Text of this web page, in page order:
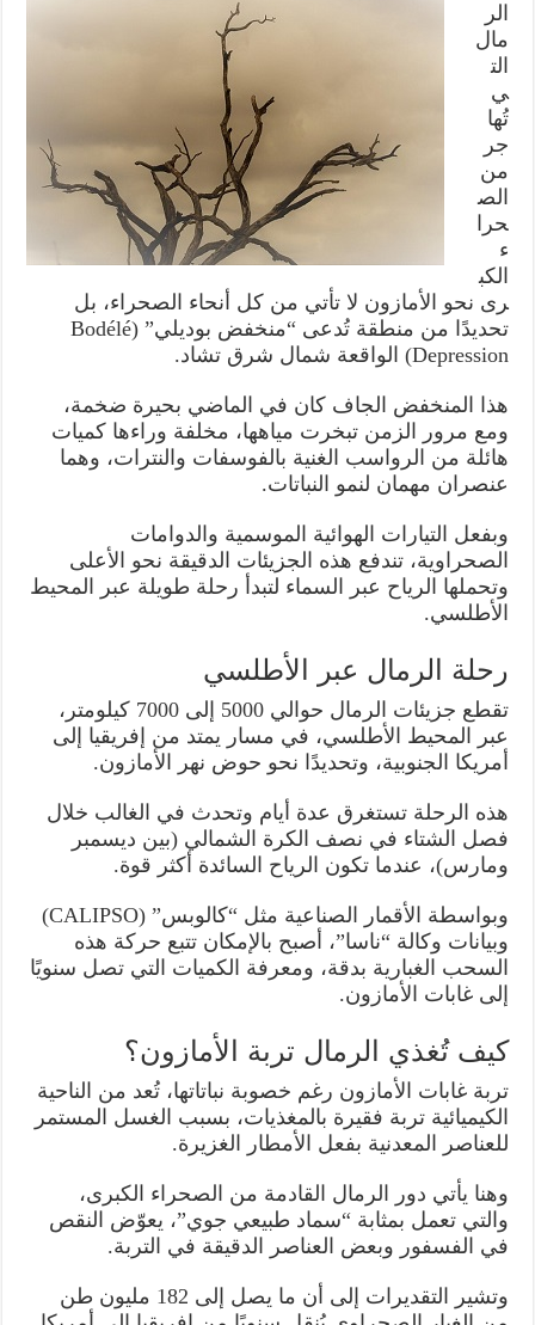
الر
مال
الت
ي
تُها
جر
من
الص
حرا
ء
الكب
رى نحو الأمازون لا تأتي من كل أنحاء الصحراء، بل
تحديدًا من منطقة تُدعى “منخفض بوديلي” (Bodélé
Depression) الواقعة شمال شرق تشاد.
هذا المنخفض الجاف كان في الماضي بحيرة ضخمة،
ومع مرور الزمن تبخرت مياهها، مخلفة وراءها كميات
هائلة من الرواسب الغنية بالفوسفات والنترات، وهما
عنصران مهمان لنمو النباتات.
وبفعل التيارات الهوائية الموسمية والدوامات
الصحراوية، تندفع هذه الجزيئات الدقيقة نحو الأعلى
وتحملها الرياح عبر السماء لتبدأ رحلة طويلة عبر المحيط
الأطلسي.
رحلة الرمال عبر الأطلسي
تقطع جزيئات الرمال حوالي 5000 إلى 7000 كيلومتر،
عبر المحيط الأطلسي، في مسار يمتد من إفريقيا إلى
أمريكا الجنوبية، وتحديدًا نحو حوض نهر الأمازون.
هذه الرحلة تستغرق عدة أيام وتحدث في الغالب خلال
فصل الشتاء في نصف الكرة الشمالي (بين ديسمبر
ومارس)، عندما تكون الرياح السائدة أكثر قوة.
وبواسطة الأقمار الصناعية مثل “كالوبس” (CALIPSO)
وبيانات وكالة “ناسا”، أصبح بالإمكان تتبع حركة هذه
السحب الغبارية بدقة، ومعرفة الكميات التي تصل سنويًا
إلى غابات الأمازون.
كيف تُغذي الرمال تربة الأمازون؟
تربة غابات الأمازون رغم خصوبة نباتاتها، تُعد من الناحية
الكيميائية تربة فقيرة بالمغذيات، بسبب الغسل المستمر
للعناصر المعدنية بفعل الأمطار الغزيرة.
وهنا يأتي دور الرمال القادمة من الصحراء الكبرى،
والتي تعمل بمثابة “سماد طبيعي جوي”، يعوّض النقص
في الفسفور وبعض العناصر الدقيقة في التربة.
وتشير التقديرات إلى أن ما يصل إلى 182 مليون طن